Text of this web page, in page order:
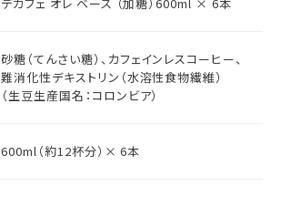
砂糖（てんさい糖）、カフェインレスコーヒー、
難消化性デキストリン（水溶性食物繊維）
（生豆生産国名：コロンビア）
600ml（約12杯分）× 6本